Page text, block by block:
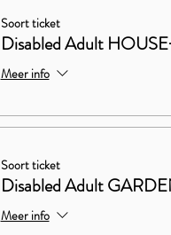
Soort ticket
Disabled Adult
Meer info
Soort ticket
Disabled Adult
Meer info